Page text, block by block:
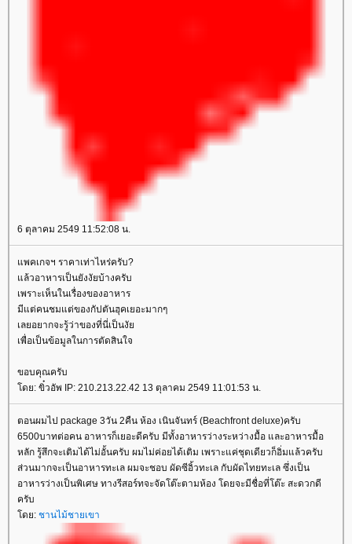
6 ตุลาคม 2549 11:52:08 น.
พคเกจฯ ราคาเท่าไหร่ครับ?
ล้วอาหารเป็นยังงัยบ้างครับ
เพราะเห็นในเรื่องของอาหาร
มีแต่คนชมแต่ของกัปตันฮุคเยอะมากๆ
เลยอยากจะรู้ว่าของที่นี่เป็นงั
เพื่อเป็นข้อมูลในการตัดสินใจ
ขอบคุณครับ
ดย: ขิ๋วอัพ IP: 210.213.22.42 13 ตุลาคม 2549 11:01:53 น.
ตอนผมไป package 3วัน 2คืน ห้อง เนินจันทร์ (Beachfront deluxe)ครับ
6500บาทต่อคน อาหารก็เยอะดีครับ มีทั้งอาหารว่างระหว่างมื้อ และอาหารมื้อ
หลัก รู้สึกจะเติมได้ไม่อั้นครับ ผมไม่ค่อยได้เติม เพราะแค่ชุดเดียวก็อิ่มแล้วครับ
ส่วนมากจะเป็นอาหารทะเล ผมจะชอบ ผัดซีอิ้วทะเล กับผัดไทยทะเล ซึ่งเป็น
อาหารว่างเป็นพิเศษ ทางรีสอร์ทจะจัดโต๊ะตามห้อง โดยจะมีชื่อที่โต๊ะ สะดวกดี
ครับ
ดย: ชานไม้ชายเขา